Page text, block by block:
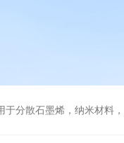
石墨烯，纳米材料，高分子材